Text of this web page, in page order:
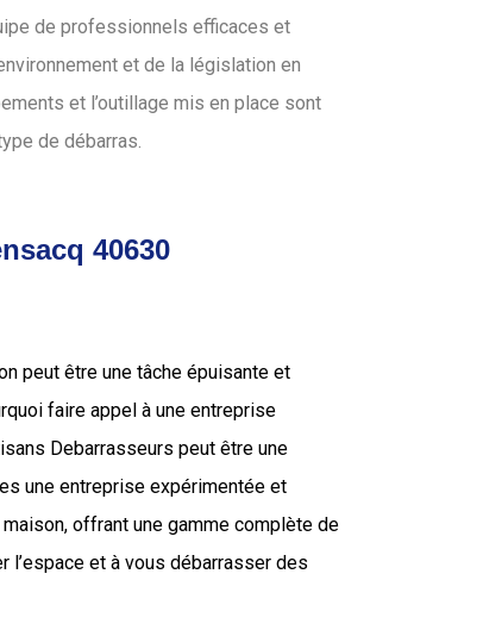
de professionnels efficaces et
et de la législation en
et l’outillage mis en place sont
de débarras.
40630
peut être une tâche épuisante et
faire appel à une entreprise
Debarrasseurs peut être une
une entreprise expérimentée et
offrant une gamme complète de
l’espace et à vous débarrasser des